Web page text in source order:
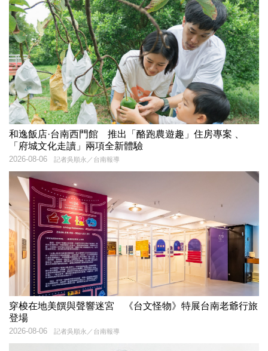
和逸飯店·台南西門館 推出「酪跑農遊趣」住房專案 、
「府城文化走讀」兩項全新體驗
記者吳順永／台南報導
2026-08-06
穿梭在地美饌與聲響迷宮 《台文怪物》特展台南老爺行旅
登場
記者吳順永／台南報導
2026-08-06